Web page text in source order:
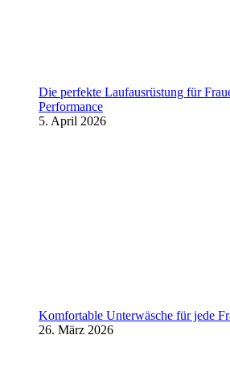
Die perfekte Laufausrüstung für
Performance
5. April 2026
Komfortable Unterwäsche für jede
26. März 2026